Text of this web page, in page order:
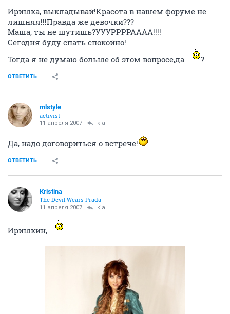
Иришка, выкладывай!Красота в нашем форуме не
лишняя!!!Правда же девочки???
Маша, ты не шутишь?УУУРРРРАААА!!!!
Сегодня буду спать спокойно!
Тогда я не думаю больше об этом вопросе,да
?
ОТВЕТИТЬ
mlstyle
activist
11 апреля 2007 kia
Да, надо договориться о встрече!
ОТВЕТИТЬ
Kristina
The Devil Wears Prada
11 апреля 2007 kia
Иришкин,